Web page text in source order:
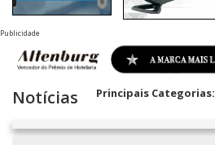
Publicidade
Notícias Principais Categorias: